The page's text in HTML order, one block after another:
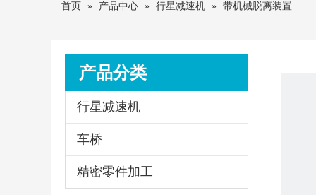
首页 » 产品中心 » 行星减速机 » 带机械脱离装置
产品分类
行星减速机
车桥
精密零件加工